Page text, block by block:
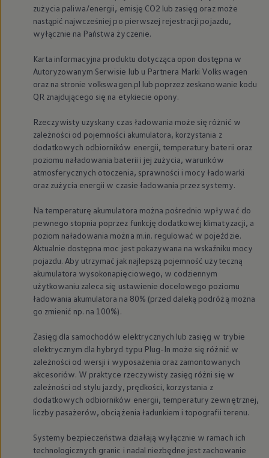
zużycia paliwa/energii, emisję CO2 lub zasięg oraz może
nastąpić najwcześniej po pierwszej rejestracji pojazdu,
wyłącznie na Państwa życzenie.
Karta informacyjna produktu dotycząca opon dostępna w
Autoryzowanym Serwisie lub u Partnera Marki Volkswagen
oraz na stronie volkswagen.pl lub poprzez zeskanowanie kodu
QR znajdującego się na etykiecie opony.
Rzeczywisty uzyskany czas ładowania może się różnić w
zależności od pojemności akumulatora, korzystania z
dodatkowych odbiorników energii, temperatury baterii oraz
poziomu naładowania baterii i jej zużycia, warunków
atmosferycznych otoczenia, sprawności i mocy ładowarki
oraz zużycia energii w czasie ładowania przez systemy.
Na temperaturę akumulatora można pośrednio wpływać do
pewnego stopnia poprzez funkcję dodatkowej klimatyzacji, a
poziom naładowania można m.in. regulować w pojeździe.
Aktualnie dostępna moc jest pokazywana na wskaźniku mocy
pojazdu. Aby utrzymać jak najlepszą pojemność użyteczną
akumulatora wysokonapięciowego, w codziennym
użytkowaniu zaleca się ustawienie docelowego poziomu
ładowania akumulatora na 80% (przed daleką podróżą można
go zmienić np. na 100%).
Zasięg dla samochodów elektrycznych lub zasięg w trybie
elektrycznym dla hybryd typu Plug-In może się różnić w
zależności od wersji i wyposażenia oraz zamontowanych
akcesoriów. W praktyce rzeczywisty zasięg różni się w
zależności od stylu jazdy, prędkości, korzystania z
dodatkowych odbiorników energii, temperatury zewnętrznej,
liczby pasażerów, obciążenia ładunkiem i topografii terenu.
Systemy bezpieczeństwa działają wyłącznie w ramach ich
technologicznych granic i nadal niezbędne jest zachowanie